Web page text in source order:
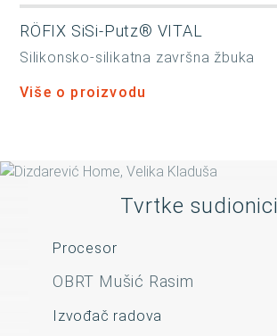
RÖFIX SiSi-Putz® VITAL
Silikonsko-silikatna završna žbuka
Više o proizvodu
Tvrtke sudionici
Procesor
OBRT Mušić Rasim
Izvođač radova